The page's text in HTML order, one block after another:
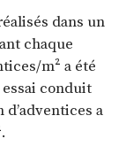
dans un
chaque
m² a été
conduit
a